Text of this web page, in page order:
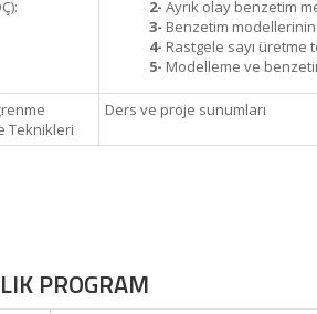
2- Ayrık olay benzetim
3- Benzetim
4- Rastgele sayı
5- Modelleme ve
Teknikleri
Ders ve proje sunumları
PROGRAM